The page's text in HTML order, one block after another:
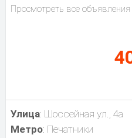
Просмотреть все объявления
Улица: Шоссейная ул., 4а
Метро: Печатники